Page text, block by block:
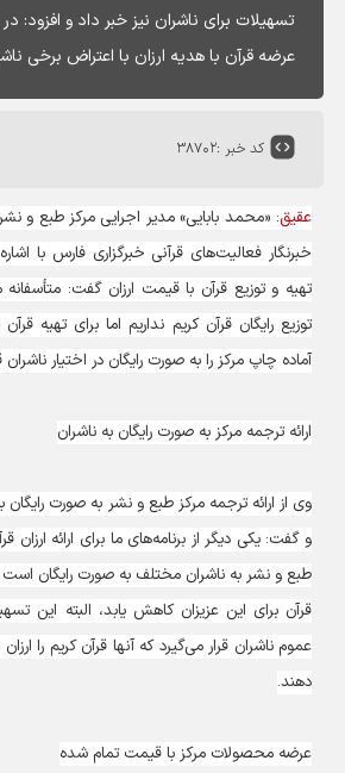
تسهیلات برای ناشران نیز خبر داد و افزود:
عرضه قرآن با هدیه ارزان با اعتراض برخی
کد خبر :۳۸۷۰۲
عقیق: «محمد بابایی» مدیر اجرایی مرکز طبع و نشر
خبرنگار فعالیت‌های قرآنی خبرگزاری فارس با
تهیه و توزیع قرآن با قیمت ارزان گفت: متأسفانه
توزیع رایگان قرآن کریم نداریم اما برای تهیه قرآن
آماده چاپ مرکز را به صورت رایگان در اختیار ناشران
ارائه ترجمه مرکز به صورت رایگان به ناشران
وی از ارائه ترجمه مرکز طبع و نشر به صورت رایگان
و گفت: یکی دیگر از برنامه‌های ما برای ارائه ارزان
طبع و نشر به ناشران مختلف به صورت رایگان
قرآن برای این عزیزان کاهش یابد، البته این
عموم ناشران قرار می‌گیرد که آنها قرآن کریم را ارزان
دهند.
عرضه محصولات مرکز با قیمت تمام شده